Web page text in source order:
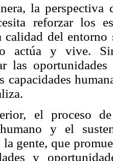
la perspectiva
reforzar los
calidad del
actúa y vive.
las
capacidades
el proceso
y el
la gente, que
y